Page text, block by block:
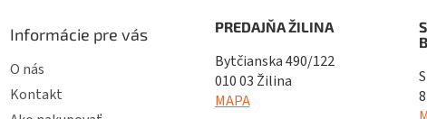
Informácie pre vás
O nás
Kontakt
PREDAJŇA ŽILINA
Bytčianska 490/122
010 03 Žilina
MAPA